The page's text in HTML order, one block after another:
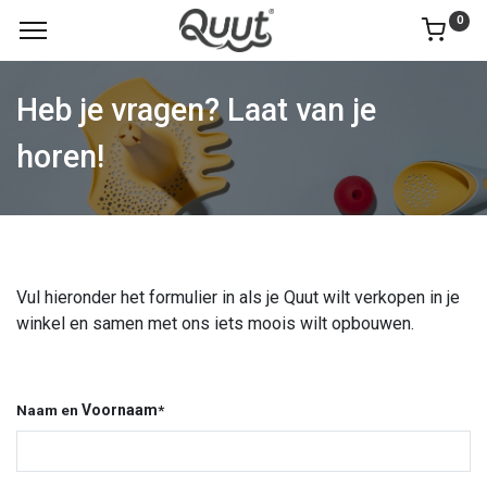
0
Heb je vragen? Laat van je
horen!
Vul hieronder het formulier in als je Quut wilt verkopen in je
winkel en samen met ons iets moois wilt opbouwen.
Naam en Voornaam*